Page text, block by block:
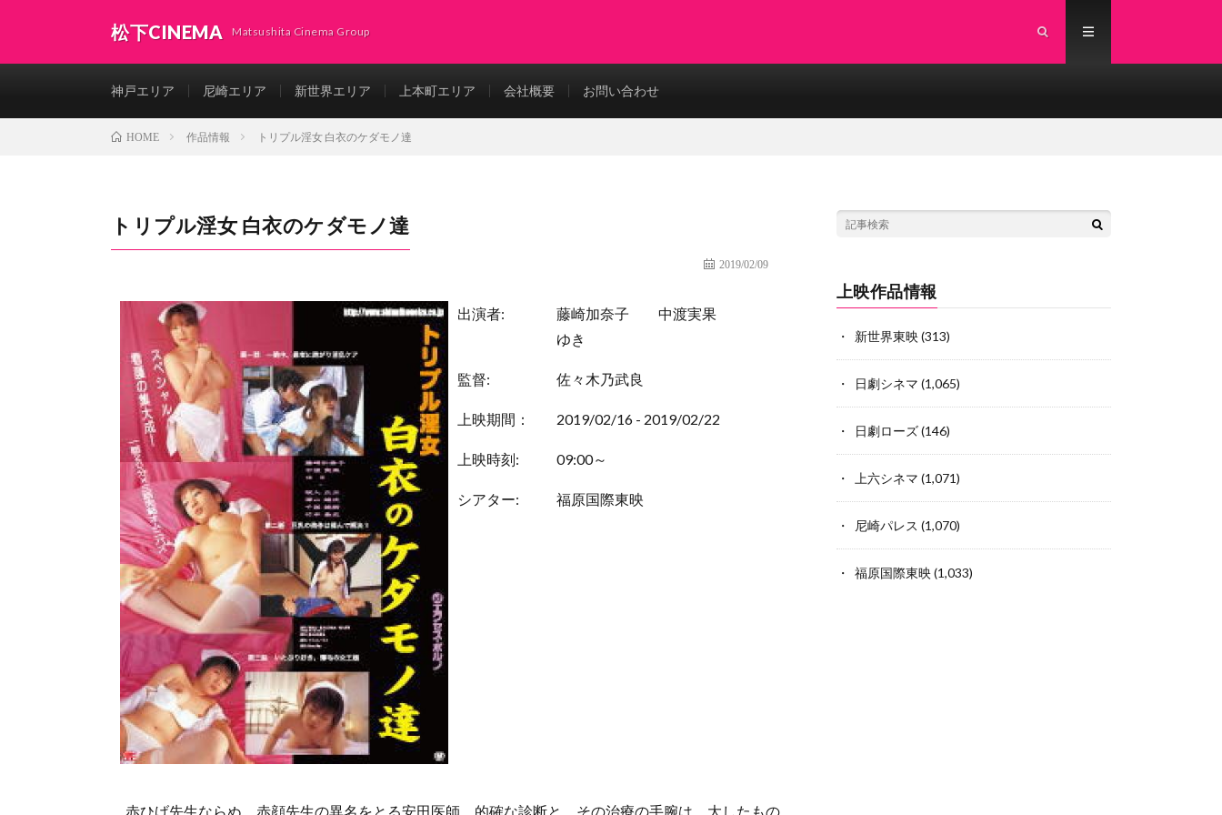
松下CINEMA Matsushita Cinema Group
神戸エリア 尼崎エリア 新世界エリア 上本町エリア 会社概要 お問い合わせ
HOME 作品情報 トリプル淫女 白衣のケダモノ達
トリプル淫女 白衣のケダモノ達
2019/02/09
出演者: 藤崎加奈子
中渡実果
ゆき
監督: 佐々木乃武良
上映期間： 2019/02/16 - 2019/02/22
上映時刻: 09:00～
シアター: 福原国際東映
赤ひげ先生ならぬ、赤顔先生の異名をとる安田医師。的確な診断と、その治療の手腕は、大したもの
上映作品情報
新世界東映(313)
日劇シネマ (1,065)
日劇ローズ(146)
上六シネマ (1,071)
尼崎パレス (1,070)
福原国際東映(1,033)